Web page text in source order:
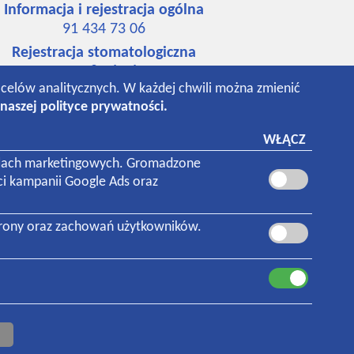
Informacja i rejestracja ogólna
91 434 73 06
Rejestracja stomatologiczna
534 742 148
531 018 293
91 434 94 76
analitycznych. W każdej chwili można zmienić
polityce prywatności.
WŁĄCZ
marketingowych. Gromadzone
kampanii Google Ads oraz
oraz zachowań użytkowników.